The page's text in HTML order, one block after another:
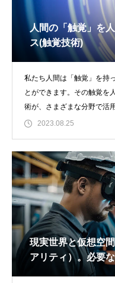
人間の「触覚」を
ス(触覚技術)
私たち人間は「触覚」を持
とができます。その触覚を
術が、さまざまな分野で活
今回は、ハプティク
2023.08.25
現実世界と仮想空
アリティ）。必要